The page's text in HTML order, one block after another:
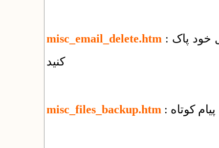
misc_email_delete.htm : چگونه‌ همه‌ی نامه‌های الکترونیک را از وب‌میل خود پاک
کنید
misc_files_backup.htm کوتاه